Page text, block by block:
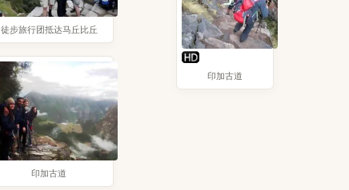
徒步旅行团抵达马丘比丘
印加古道
印加古道